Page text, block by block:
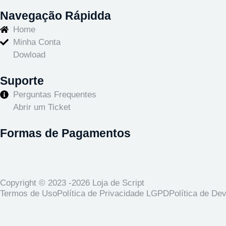
Navegação Rápidda
Home
Minha Conta
Dowload
Suporte
Perguntas Frequentes
Abrir um Ticket
Formas de Pagamentos
Copyright © 2023 -2026 Loja de Script
Termos de UsoPolítica de Privacidade LGPDPolítica de